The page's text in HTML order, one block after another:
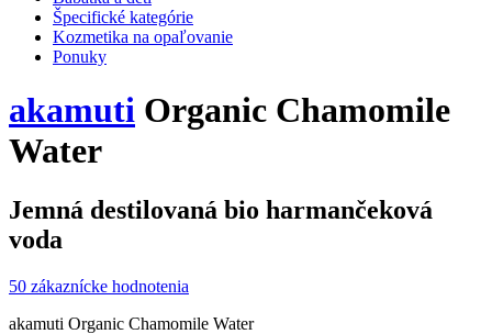
Špecifické kategórie
Kozmetika na opaľovanie
Ponuky
akamuti Organic Chamomile
Water
Jemná destilovaná bio harmančeková
voda
50 zákaznícke hodnotenia
akamuti Organic Chamomile Water